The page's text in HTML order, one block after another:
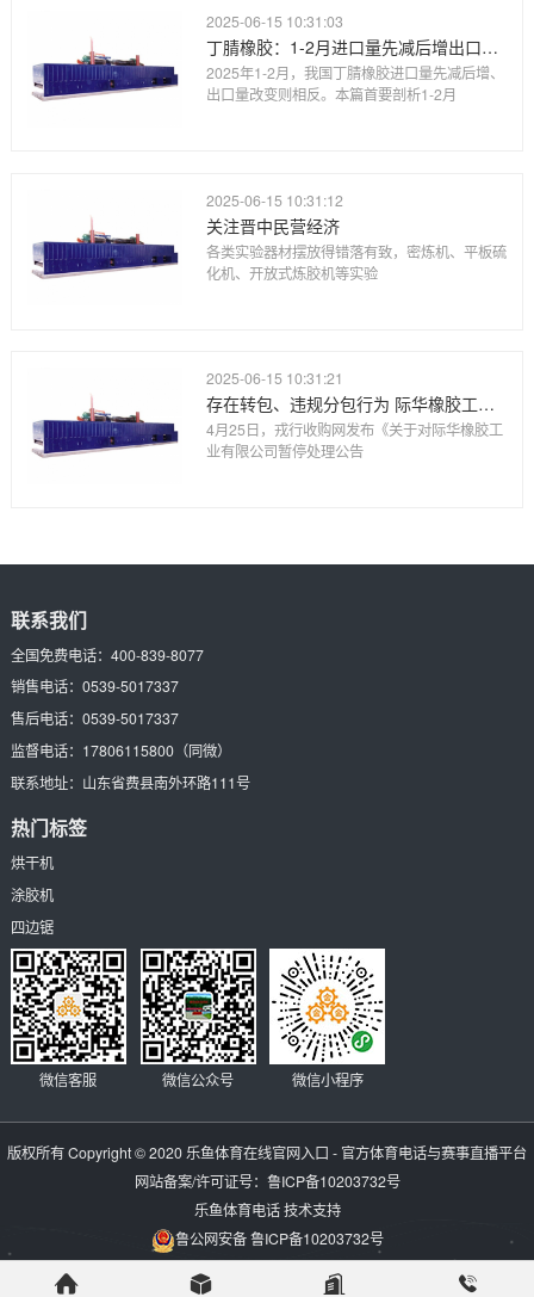
2025-06-15 10:31:03
丁腈橡胶：1-2月进口量先减后增出口量先增后减
2025年1-2月，我国丁腈橡胶进口量先减后增、
出口量改变则相反。本篇首要剖析1-2月
2025-06-15 10:31:12
关注晋中民营经济
各类实验器材摆放得错落有致，密炼机、平板硫
化机、开放式炼胶机等实验
2025-06-15 10:31:21
存在转包、违规分包行为 际华橡胶工业被暂停三军物资收购活动资
4月25日，戎行收购网发布《关于对际华橡胶工
业有限公司暂停处理公告
联系我们
全国免费电话： 400-839-8077
销售电话： 0539-5017337
售后电话： 0539-5017337
监督电话： 17806115800（同微）
联系地址： 山东省费县南外环路111号
热门标签
烘干机
涂胶机
四边锯
微信客服 微信公众号 微信小程序
版权所有 Copyright © 2020乐鱼体育在线官网入口 - 官方体育电话与赛事直播平台
网站备案/许可证号： 鲁ICP备10203732号
乐鱼体育电话技术支持
鲁公网安备 鲁ICP备10203732号